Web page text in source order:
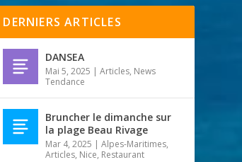
DERNIERS ARTICLES
DANSEA
Mai 5, 2025 |Articles, News
Tendance
Bruncher le dimanche sur
la plage Beau Rivage
Mar 4, 2025 |Alpes-Maritimes,
Articles, Nice, Restaurant